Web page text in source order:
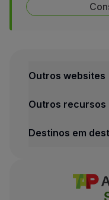
Outros websites
TAP FORBIZ
TAP Maintenance
Outros recursos
Condições de
Definições de
Destinos em
Voos Funchal